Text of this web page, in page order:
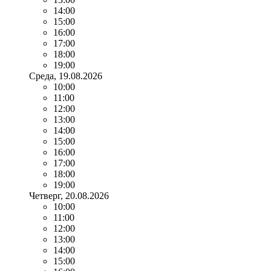
14:00
15:00
16:00
17:00
18:00
19:00
Среда, 19.08.2026
10:00
11:00
12:00
13:00
14:00
15:00
16:00
17:00
18:00
19:00
Четверг, 20.08.2026
10:00
11:00
12:00
13:00
14:00
15:00